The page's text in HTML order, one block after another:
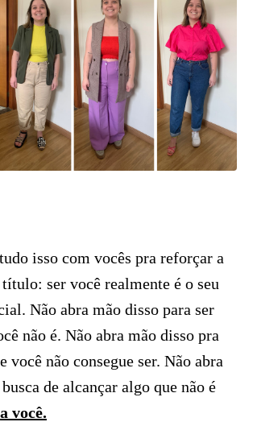
isso com vocês pra reforçar a
ser você realmente é o seu
Não abra mão disso para ser
não é. Não abra mão disso pra
você não consegue ser. Não abra
de alcançar algo que não é
você.